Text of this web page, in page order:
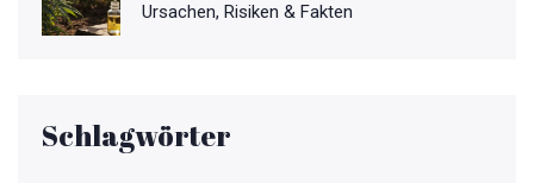
Ursachen, Risiken & Fakten
Schlagwörter